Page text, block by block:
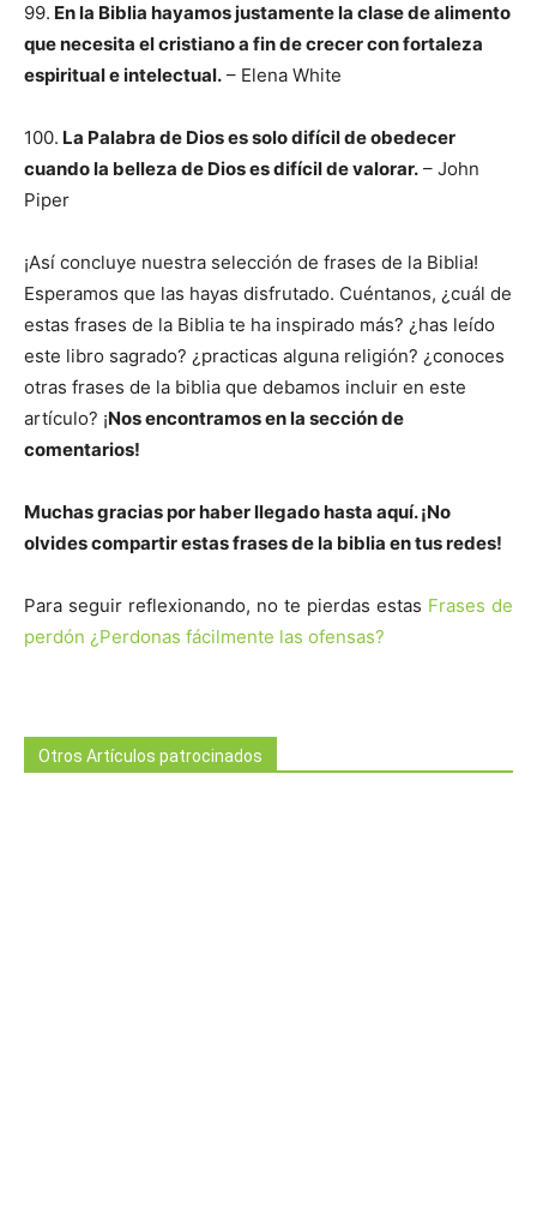
99. En la Biblia hayamos justamente la clase de alimento
que necesita el cristiano a fin de crecer con fortaleza
espiritual e intelectual. – Elena White
100. La Palabra de Dios es solo difícil de obedecer
cuando la belleza de Dios es difícil de valorar. – John
Piper
¡Así concluye nuestra selección de frases de la Biblia!
Esperamos que las hayas disfrutado. Cuéntanos, ¿cuál de
estas frases de la Biblia te ha inspirado más? ¿has leído
este libro sagrado? ¿practicas alguna religión? ¿conoces
otras frases de la biblia que debamos incluir en este
artículo? ¡Nos encontramos en la sección de
comentarios!
Muchas gracias por haber llegado hasta aquí. ¡No
olvides compartir estas frases de la biblia en tus redes!
Para seguir reflexionando, no te pierdas estas Frases de
perdón ¿Perdonas fácilmente las ofensas?
Otros Artículos patrocinados